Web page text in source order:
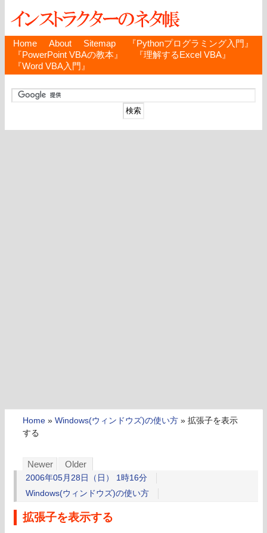
Home About Sitemap
『Pythonプログラミング入門』
『PowerPoint VBAの教本』
『理解するExcel VBA』
『Word VBA入門』
Home » Windows(ウィンドウズ)の使い方 » 拡張子を表示
する
Newer Older
2006年05月28日（日） 1時16分
Windows(ウィンドウズ)の使い方
拡張子を表示する